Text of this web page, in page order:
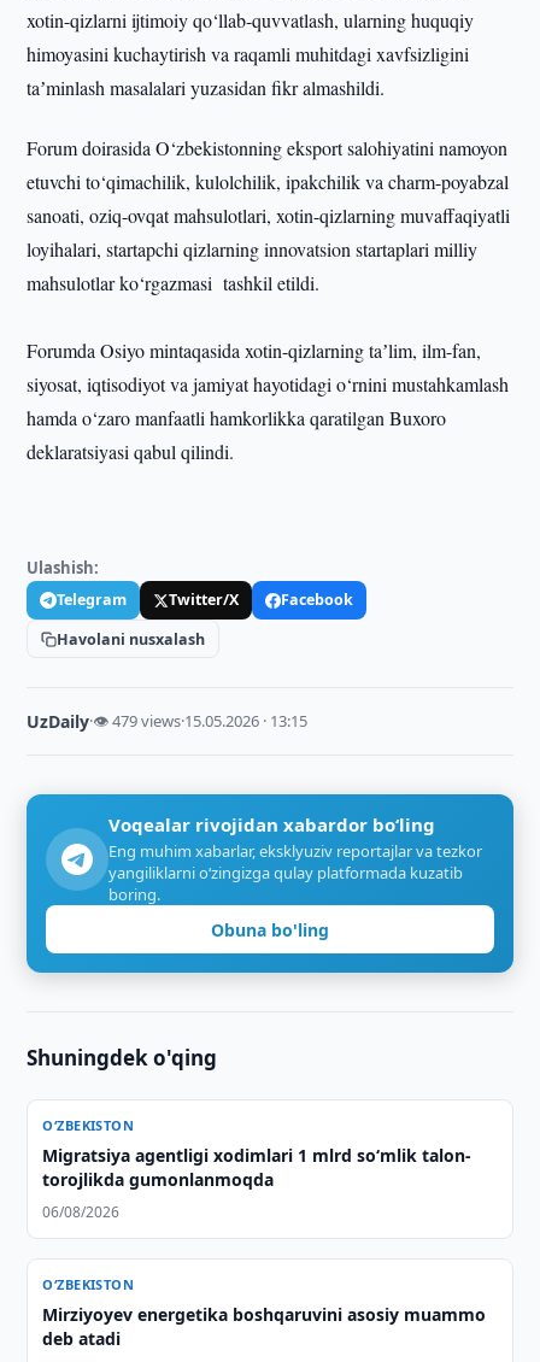
xotin-qizlarni ijtimoiy qo‘llab-quvvatlash, ularning huquqiy
himoyasini kuchaytirish va raqamli muhitdagi xavfsizligini
taʼminlash masalalari yuzasidan fikr almashildi.
Forum doirasida O‘zbekistonning eksport salohiyatini namoyon
etuvchi to‘qimachilik, kulolchilik, ipakchilik va charm-poyabzal
sanoati, oziq-ovqat mahsulotlari, xotin-qizlarning muvaffaqiyatli
loyihalari, startapchi qizlarning innovatsion startaplari milliy
mahsulotlar ko‘rgazmasi tashkil etildi.
Forumda Osiyo mintaqasida xotin-qizlarning taʼlim, ilm-fan,
siyosat, iqtisodiyot va jamiyat hayotidagi o‘rnini mustahkamlash
hamda o‘zaro manfaatli hamkorlikka qaratilgan Buxoro
deklaratsiyasi qabul qilindi.
Ulashish:
Telegram Twitter/X
Facebook
Havolani nusxalash
UzDaily·👁 479 views·15.05.2026 · 13:15
Voqealar rivojidan xabardor bo‘ling
Eng muhim xabarlar, eksklyuziv reportajlar va tezkor
yangiliklarni o‘zingizga qulay platformada kuzatib
boring.
Obuna bo'ling
Shuningdek o'qing
O‘ZBEKISTON
Migratsiya agentligi xodimlari 1 mlrd so‘mlik talon-
torojlikda gumonlanmoqda
06/08/2026
O‘ZBEKISTON
Mirziyoyev energetika boshqaruvini asosiy muammo
deb atadi